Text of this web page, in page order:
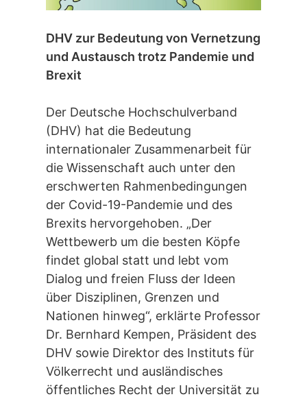
DHV zur Bedeutung von Vernetzung
und Austausch trotz Pandemie und
Brexit
Der Deutsche Hochschulverband
(DHV) hat die Bedeutung
internationaler Zusammenarbeit für
die Wissenschaft auch unter den
erschwerten Rahmenbedingungen
der Covid-19-Pandemie und des
Brexits hervorgehoben. „Der
Wettbewerb um die besten Köpfe
findet global statt und lebt vom
Dialog und freien Fluss der Ideen
über Disziplinen, Grenzen und
Nationen hinweg“, erklärte Professor
Dr. Bernhard Kempen, Präsident des
DHV sowie Direktor des Instituts für
Völkerrecht und ausländisches
öffentliches Recht der Universität zu